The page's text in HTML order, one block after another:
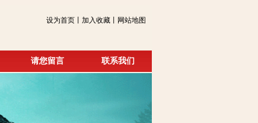
设为首页丨加入收藏丨网站地图
请您留言 联系我们